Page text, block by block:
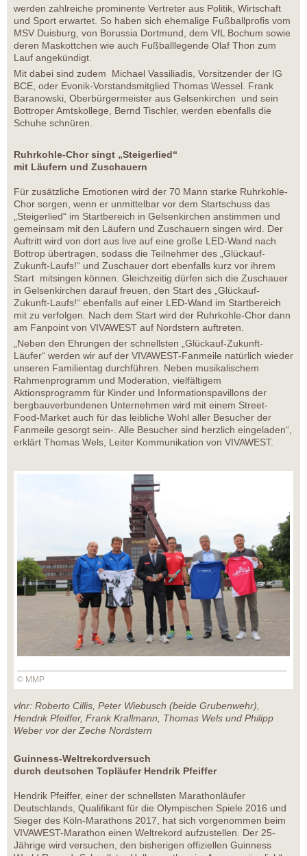
werden zahlreiche prominente Vertreter aus Politik, Wirtschaft
und Sport erwartet. So haben sich ehemalige Fußballprofis vom
MSV Duisburg, von Borussia Dortmund, dem VfL Bochum sowie
deren Maskottchen wie auch Fußballlegende Olaf Thon zum
Lauf angekündigt.
Mit dabei sind zudem Michael Vassiliadis, Vorsitzender der IG
BCE, oder Evonik-Vorstandsmitglied Thomas Wessel. Frank
Baranowski, Oberbürgermeister aus Gelsenkirchen und sein
Bottroper Amtskollege, Bernd Tischler, werden ebenfalls die
Schuhe schnüren.
Ruhrkohle-Chor singt „Steigerlied“
mit Läufern und Zuschauern
Für zusätzliche Emotionen wird der 70 Mann starke Ruhrkohle-
Chor sorgen, wenn er unmittelbar vor dem Startschuss das
„Steigerlied“ im Startbereich in Gelsenkirchen anstimmen und
gemeinsam mit den Läufern und Zuschauern singen wird. Der
Auftritt wird von dort aus live auf eine große LED-Wand nach
Bottrop übertragen, sodass die Teilnehmer des „Glückauf-
Zukunft-Laufs!“ und Zuschauer dort ebenfalls kurz vor ihrem
Start mitsingen können. Gleichzeitig dürfen sich die Zuschauer
in Gelsenkirchen darauf freuen, den Start des „Glückauf-
Zukunft-Laufs!“ ebenfalls auf einer LED-Wand im Startbereich
mit zu verfolgen. Nach dem Start wird der Ruhrkohle-Chor dann
am Fanpoint von VIVAWEST auf Nordstern auftreten.
„Neben den Ehrungen der schnellsten „Glückauf-Zukunft-
Läufer“ werden wir auf der VIVAWEST-Fanmeile natürlich wieder
unseren Familientag durchführen. Neben musikalischem
Rahmenprogramm und Moderation, vielfältigem
Aktionsprogramm für Kinder und Informationspavillons der
bergbauverbundenen Unternehmen wird mit einem Street-
Food-Market auch für das leibliche Wohl aller Besucher der
Fanmeile gesorgt sein-. Alle Besucher sind herzlich eingeladen“,
erklärt Thomas Wels, Leiter Kommunikation von VIVAWEST.
© MMP
vlnr: Roberto Cillis, Peter Wiebusch (beide Grubenwehr),
Hendrik Pfeiffer, Frank Krallmann, Thomas Wels und Philipp
Weber vor der Zeche Nordstern
Guinness-Weltrekordversuch
durch deutschen Topläufer Hendrik Pfeiffer
Hendrik Pfeiffer, einer der schnellsten Marathonläufer
Deutschlands, Qualifikant für die Olympischen Spiele 2016 und
Sieger des Köln-Marathons 2017, hat sich vorgenommen beim
VIVAWEST-Marathon einen Weltrekord aufzustellen. Der 25-
Jährige wird versuchen, den bisherigen offiziellen Guinness